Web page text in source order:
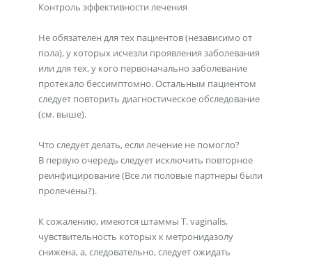
Контроль эффективности лечения
Не обязателен для тех пациентов (независимо от
пола), у которых исчезли проявления заболевания
или для тех, у кого первоначально заболевание
протекало бессимптомно. Остальным пациентом
следует повторить диагностическое обследование
(см. выше).
Что следует делать, если лечение не помогло?
В первую очередь следует исключить повторное
реинфицирование (Все ли половые партнеры были
пролечены?).
К сожалению, имеются штаммы T. vaginalis,
чувствительность которых к метронидазолу
снижена, а, следовательно, следует ожидать